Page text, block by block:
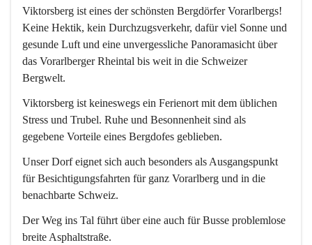
Viktorsberg ist eines der schönsten Bergdörfer Vorarlbergs!
Keine Hektik, kein Durchzugsverkehr, dafür viel Sonne und
gesunde Luft und eine unvergessliche Panoramasicht über
das Vorarlberger Rheintal bis weit in die Schweizer
Bergwelt.
Viktorsberg ist keineswegs ein Ferienort mit dem üblichen
Stress und Trubel. Ruhe und Besonnenheit sind als
gegebene Vorteile eines Bergdofes geblieben.
Unser Dorf eignet sich auch besonders als Ausgangspunkt
für Besichtigungsfahrten für ganz Vorarlberg und in die
benachbarte Schweiz.
Der Weg ins Tal führt über eine auch für Busse problemlose
breite Asphaltstraße.